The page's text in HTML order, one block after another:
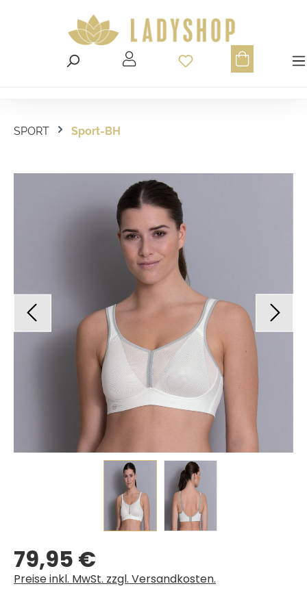
Du hast 0
SPORT Sport-BH
Bildergalerie überspringen
Regulärer Preis:
79,95 €
Preise inkl. MwSt. zzgl. Versandkosten.